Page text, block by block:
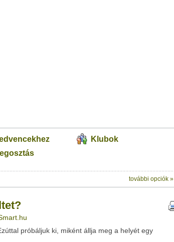
Klubok
további opciók »
(opcionális):
!
próbáljuk ki, miként állja meg a helyét egy